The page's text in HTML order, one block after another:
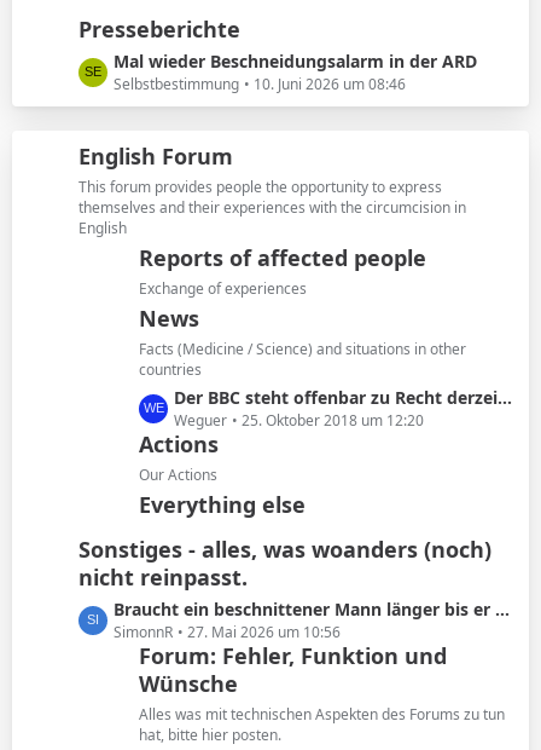
e
t
r
g
t
e
B
e
t
r
ä
g
Presseberichte
L
e
t
t
e
B
e
Mal wieder Beschneidungsalarm in der ARD
Selbstbestimmung 10. Juni 2026 um 08:46
English Forum
This forum provides people the opportunity to express
themselves and their experiences with the circumcision in
English
Reports of affected people
Exchange of experiences
News
Facts (Medicine / Science) and situations in other
countries
L
e
t
z
t
e
B
e
i
t
r
ä
g
e
Der BBC steht offenbar zu Recht derzeit in der Kritik
Weguer 25. Oktober 2018 um 12:20
Actions
Our Actions
Everything else
Sonstiges - alles, was woanders (noch)
nicht reinpasst.
L
e
Braucht ein beschnittener Mann länger bis er kommt oder ist das Schwachsinn?
SimonnR 27. Mai 2026 um 10:56
Forum: Fehler, Funktion und
Wünsche
Alles was mit technischen Aspekten des Forums zu tun
hat, bitte hier posten.